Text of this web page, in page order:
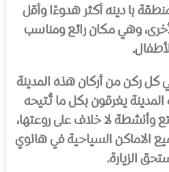
با دينه أكثر هدوءًا وأقل
وهي مكان رائع ومناسب
كل ركن من أركان هذه المدينة
المدينة يغرقون بكل ما تُتيحه
وأنشطة لا خلاف على روعتها،
الاماكن السياحية في هانوي
الزيارة.